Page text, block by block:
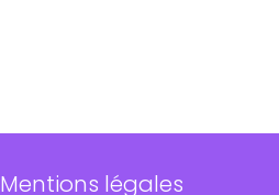
Mentions légales